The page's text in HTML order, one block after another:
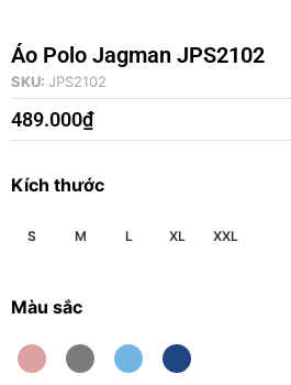
Áo Polo Jagman JPS2102
SKU: JPS2102
489.000₫
Kích thước
S M L XL XXL
Màu sắc